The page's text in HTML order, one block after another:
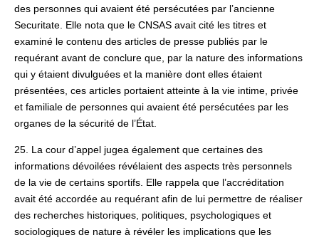
des personnes qui avaient été persécutées par l’ancienne
Securitate. Elle nota que le CNSAS avait cité les titres et
examiné le contenu des articles de presse publiés par le
requérant avant de conclure que, par la nature des informations
qui y étaient divulguées et la manière dont elles étaient
présentées, ces articles portaient atteinte à la vie intime, privée
et familiale de personnes qui avaient été persécutées par les
organes de la sécurité de l’État.
25. La cour d’appel jugea également que certaines des
informations dévoilées révélaient des aspects très personnels
de la vie de certains sportifs. Elle rappela que l’accréditation
avait été accordée au requérant afin de lui permettre de réaliser
des recherches historiques, politiques, psychologiques et
sociologiques de nature à révéler les implications que les